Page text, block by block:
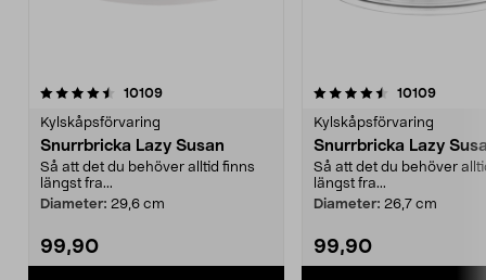
10109recensioner
Kylskåpsförvaring
Snurrbricka Lazy Susan
Så att det du behöver alltid finns
längst fra...
Diameter: 29,6 cm
99,90
4.5av 5 stjärnor 10109
Kylskåpsförvaring
Snurrbricka Lazy
Så att det du behöver
längst fra...
Diameter: 26,7 cm
99,90
4.5av 5 stjärnor